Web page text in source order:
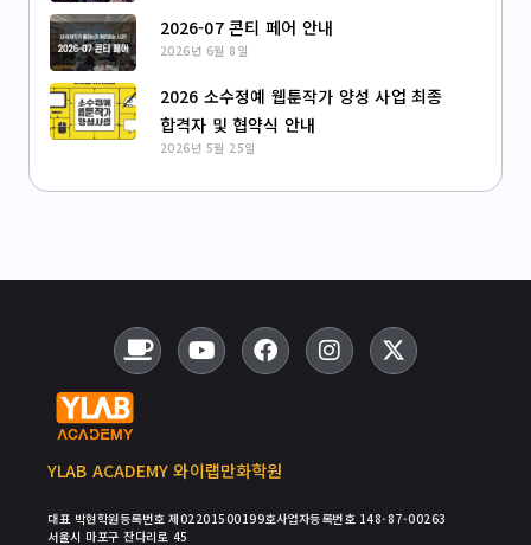
2026-07 콘티 페어 안내
2026년 6월 8일
2026 소수정예 웹툰작가 양성 사업 최종
합격자 및 협약식 안내
2026년 5월 25일
YLAB ACADEMY 와이랩만화학원
대표 박현학원등록번호 제02201500199호사업자등록번호 148-87-00263
서울시 마포구 잔다리로 45